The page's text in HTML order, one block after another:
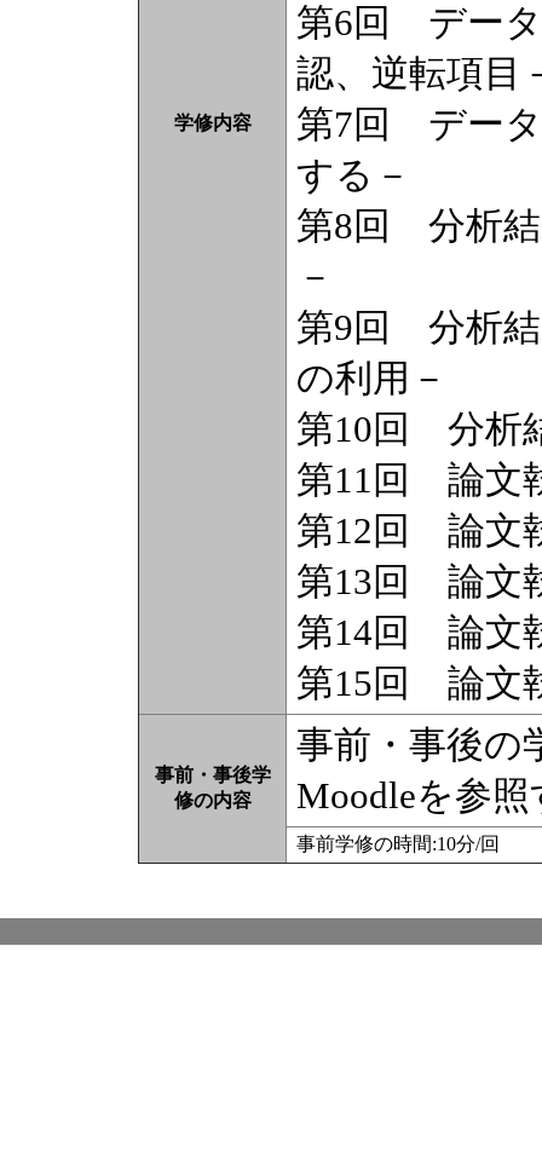
学修内容
第6回 データ
認、逆転項目
第7回 データ
する－
第8回 分析結
－
第9回 分析結
の利用－
第10回 分析
第11回 論文
第12回 論文
第13回 論文
第14回 論文
第15回 論文
事前・事後学
修の内容
事前・事後の
Moodleを参
事前学修の時間:10分/回